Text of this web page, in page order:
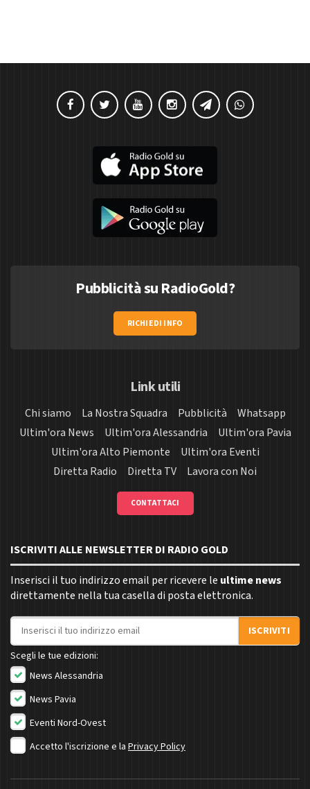
Pubblicità su RadioGold?
RICHIEDI INFO
Link utili
Chi siamo La Nostra Squadra Pubblicità
Whatsapp
Ultim'ora News
Ultim'ora Alessandria
Ultim'ora Pavia
Ultim'ora Alto Piemonte
Ultim'ora Eventi
Diretta Radio
Diretta TV Lavora con Noi
CONTATTACI
ISCRIVITI ALLE NEWSLETTER DI RADIO GOLD
Inserisci il tuo indirizzo email per ricevere le ultime news
direttamente nella tua casella di posta elettronica.
Indirizzo email
ISCRIVITI
Scegli le tue edizioni:
News Alessandria
News Pavia
Eventi Nord-Ovest
Accetto l'iscrizione e la Privacy Policy